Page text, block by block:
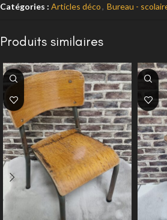
Catégories : Articles déco, Bureau -
Produits similaires